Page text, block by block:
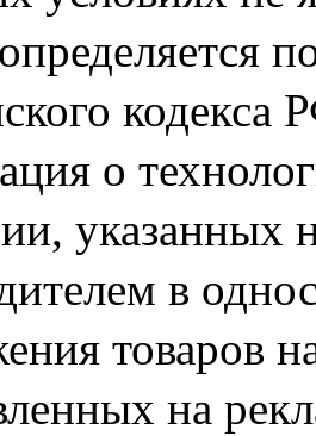
кодекса
о
указанных
в
товаров
на